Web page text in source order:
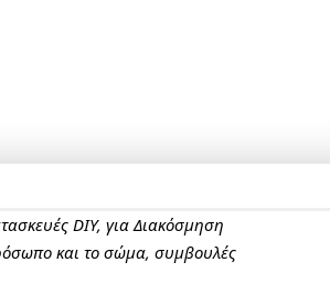
DIY, για Διακόσμηση
και το σώμα, συμβουλές